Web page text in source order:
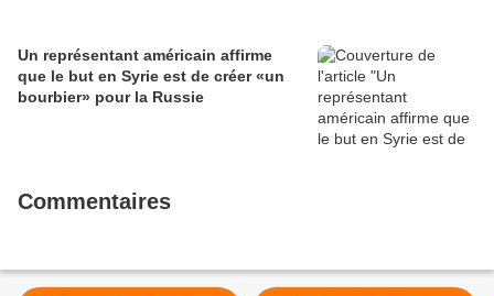
Un représentant américain affirme
que le but en Syrie est de créer «un
bourbier» pour la Russie
Commentaires